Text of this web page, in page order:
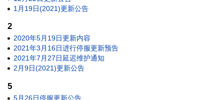
1月19日(2021)更新公告
2
2020年5月19日更新内容
2021年3月16日进行停服更新预告
2021年7月27日延迟维护通知
2月9日(2021)更新公告
5
5月26日停服更新公告